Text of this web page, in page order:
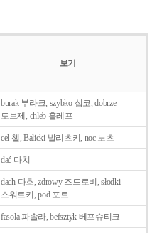
보기
burak 부라크, szybko 십코, dobrze
도브제, chleb 흘레프
cel 첼, Balicki 발리츠키, noc 노츠
dać 다치
dach 다흐, zdrowy 즈드로비, słodki
스워트키, pod 포트
fasola 파솔라, befsztyk 베프슈티크